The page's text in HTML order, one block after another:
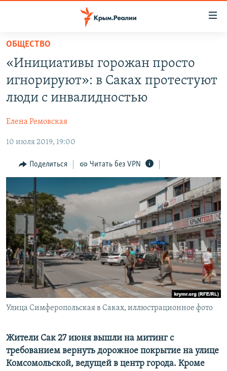
Вернуться
основному
содержанию
Вернутся
главной
Вернутся
поиску
СПЕЦПРОЕКТЫ
ЕЩЕ
ИНТЕРАКТИВ
ИНФОГРАФИКА
СОВЕТЫ ПРАВОЗАЩИТНИКОВ
ПРОПАВШИЕ БЕЗ ВЕСТИ
ПОБЕДИТЕЛЕЙ НЕ СУДЯТ?
КРЫМ.НЕПОКОРЕННЫЙ
ELIFBE
УКРАИНСКАЯ ПРОБЛЕМА КРЫМА
РАДІО СВОБОДА
КАК ОБОЙТИ БЛОКИРОВКУ
Українською
Qırımtatar
ПРИСОЕДИНЯЙТЕСЬ!
Все сайты RFE/RL
ОБЩЕСТВО
«Инициативы горожан просто
игнорируют»: в Саках протестуют
люди с инвалидностью
Елена Ремовская
10 июля 2019, 19:00
Поделиться Читать без VPN
Улица Симферопольская в Саках, иллюстрационное фото
Жители Сак 27 июня вышли на митинг с
требованием вернуть дорожное покрытие на улице
Комсомольской, ведущей в центр города. Кроме